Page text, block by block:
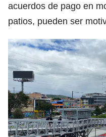
acuerdos de pago en
patios, pueden ser